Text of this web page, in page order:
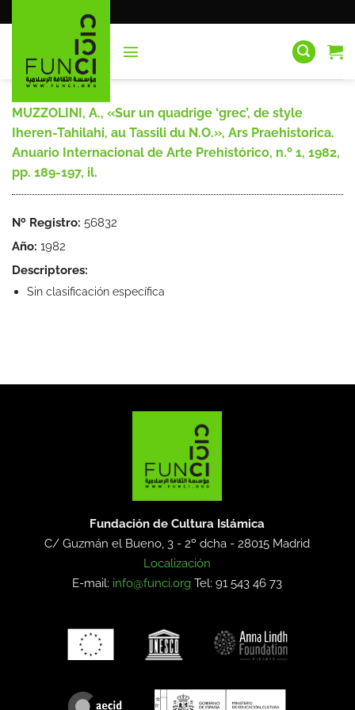
al
MUZZOLINI, A., «Sur un quadrige ‘grec’, de style
Iheren-Tahilahi, au Tassili du N.O.», Ars Praehistorica.
Anuario Internacional de Arte Prehistórico, n.º 1, 1982,
pp. 189-197, il.
Nº Registro: 56832
Año: 1982
Descriptores:
Sin clasificación específica
Fundación de Cultura Islámica
C/ Guzmán el Bueno, 3 - 2º dcha -28015 Madrid
Localización
E-mail: info@funci.org Tel: 91 543 46 73